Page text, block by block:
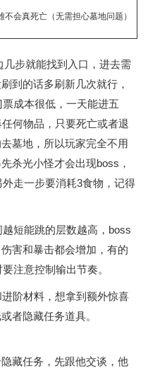
会真死亡（无需担心墓地问题）
步就能找到入口，进去需
到的话多刷新几次就行，
成本很低，一天能进五
何物品，只要死亡或者退
墓地，所以玩家完全不用
杀光小怪才会出现boss，
走一步要消耗3食物，记得
短能跳的层数越高，boss
害和暴击都会增加，有的
注意控制输出节奏。
阶材料，想拿到额外惊喜
者隐藏任务道具。
藏任务，先跟他交谈，他